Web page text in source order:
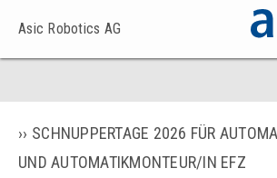
Asic Robotics AG
SCHNUPPERTAGE 2026 FÜR
UND AUTOMATIKMONTEUR/IN EFZ